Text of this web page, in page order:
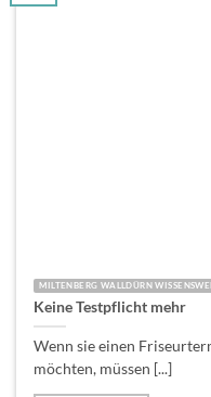
MILTENBERG WALLDÜRN
Keine Testpflicht mehr
Wenn sie einen
möchten, müssen [...]